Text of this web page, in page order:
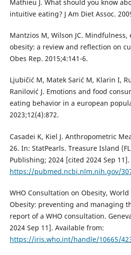
Mathieu J. What should you know
intuitive eating? J Am Diet Assoc.
Mantzios M, Wilson JC.
obesity: a review and reflection on
Obes Rep. 2015;4:141-6.
Ljubičić M, Matek Sarić M, Klarin I,
Ranilović J. Emotions and food
eating behavior in a european
2023;12(4):872.
Casadei K, Kiel J. Anthropometric
26. In: StatPearls. Treasure Island
Publishing; 2024 [cited 2024 Sep
https://pubmed.ncbi.nlm.nih.gov/
WHO Consultation on Obesity,
Obesity: preventing and managing
report of a WHO consultation.
2024 Sep 11]. Available from:
https://iris.who.int/handle/10665/